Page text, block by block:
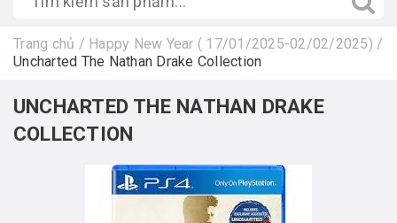
Trang chủ / Happy New Year ( 17/01/2025-02/02/2025) /
Uncharted The Nathan Drake Collection
UNCHARTED THE NATHAN DRAKE
COLLECTION